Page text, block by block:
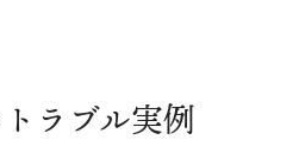
ラブル実例